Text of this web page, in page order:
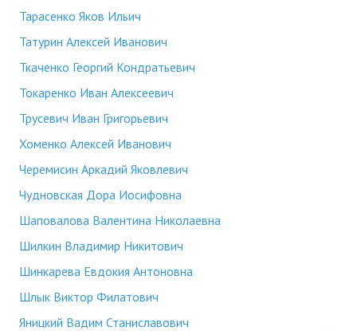
Тарасенко Яков Ильич
Татурин Алексей Иванович
Ткаченко Георгий Кондратьевич
Токаренко Иван Алексеевич
Трусевич Иван Григорьевич
Хоменко Алексей Иванович
Черемисин Аркадий Яковлевич
Чудновская Дора Иосифовна
Шаповалова Валентина Николаевна
Шилкин Владимир Никитович
Шинкарева Евдокия Антоновна
Шлык Виктор Филатович
Яницкий Вадим Станиславович